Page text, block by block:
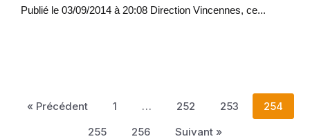
Publié le 03/09/2014 à 20:08 Direction Vincennes, ce...
« Précédent 1 … 252 253
254
255
256 Suivant »